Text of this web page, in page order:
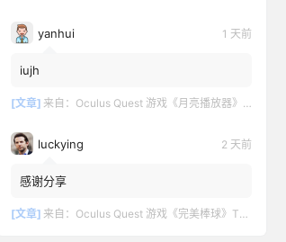
yanhui 1 天前
iujh
[文章] 来自： Oculus Quest 游戏《月亮播放器》Moon VR Video Player
luckying 2 天前
感谢分享
[文章] 来自： Oculus Quest 游戏《完美棒球》TOTALLY BASEBALL